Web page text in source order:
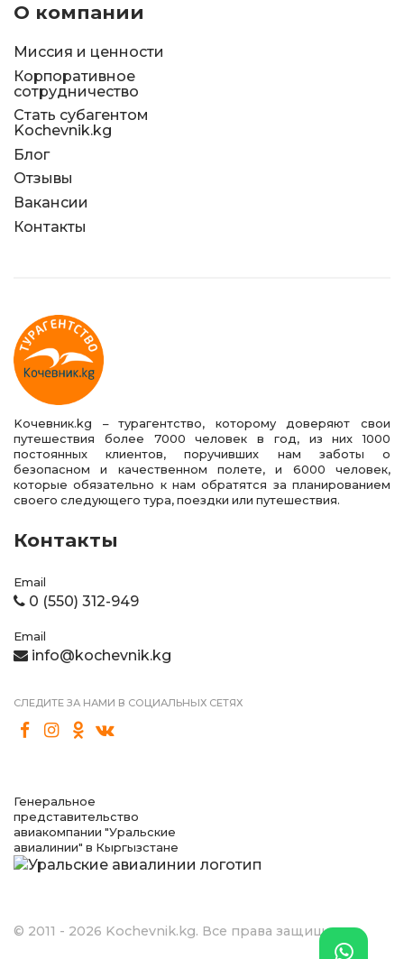
О компании
Миссия и ценности
Корпоративное
сотрудничество
Стать субагентом
Kochevnik.kg
Блог
Отзывы
Вакансии
Контакты
Kочевник.kg – турагентство, которому доверяют свои
путешествия более 7000 человек в год, из них 1000
постоянных клиентов, поручивших нам заботы о
безопасном и качественном полете, и 6000 человек,
которые обязательно к нам обратятся за планированием
своего следующего тура, поездки или путешествия.
Контакты
Email
0 (550) 312-949
Email
info@kochevnik.kg
СЛЕДИТЕ ЗА НАМИ В СОЦИАЛЬНЫХ СЕТЯХ
Генеральное
представительство
авиакомпании "Уральские
авиалинии" в Кыргызстане
© 2011 - 2026 Kochevnik.kg. Все права защищены.